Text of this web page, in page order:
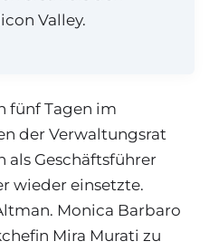
Valley.
fünf Tagen im
der Verwaltungsrat
als Geschäftsführer
wieder einsetzte.
Monica Barbaro
Mira Murati zu